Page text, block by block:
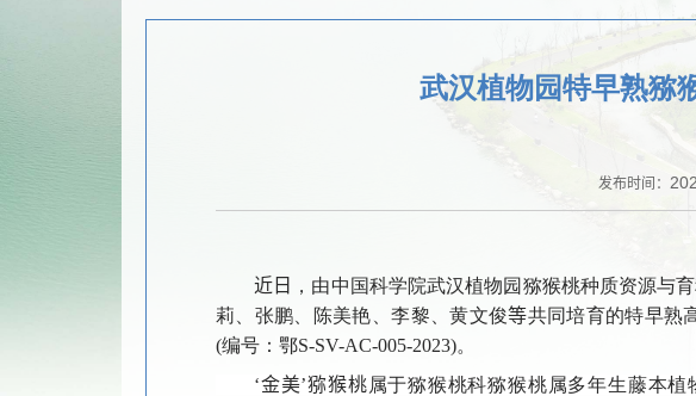
武汉植物园特早熟猕
发布时间：
近日 ，由中国科学院武汉植物园猕猴桃种质资源与
莉、张鹏、陈美艳、李黎、黄文俊等共同培育的特早熟
(编号：鄂S-SV-AC-005-2023)。
‘金美’猕猴桃属于猕猴桃科猕猴桃属多年生藤本植